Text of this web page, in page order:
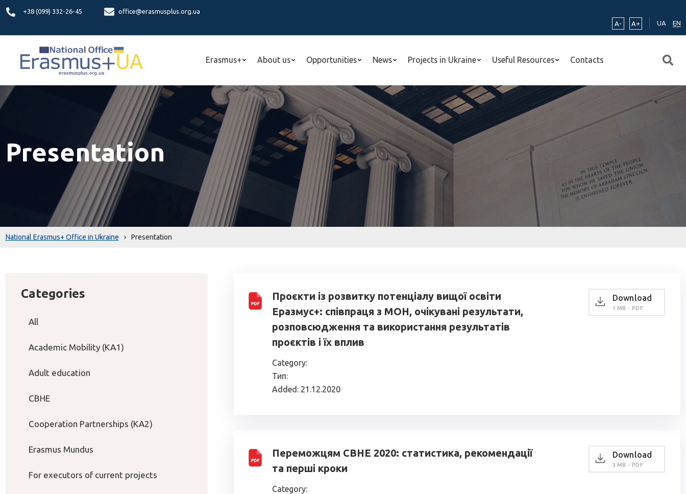
+38 (099) 332-26-45
office@erasmusplus.org.ua
A-
A+ UA EN
Erasmus+ About us Opportunities News Projects in Ukraine Useful Resources Contacts
Presentation
National Erasmus+ Office in Ukraine › Presentation
Categories
All
Academic Mobility (KA1)
Adult education
CBHE
Cooperation Partnerships (KA2)
Erasmus Mundus
For executors of current projects
Проєкти із розвитку потенціалу вищої освіти
Еразмус+: співпраця з МОН, очікувані результати,
розповсюдження та використання результатів
проєктів і їх вплив
Category:
Тип:
Added: 21.12.2020
Download
1 MB - PDF
Переможцям СВНЕ 2020: статистика, рекомендації
та перші кроки
Category:
Download
3 MB - PDF